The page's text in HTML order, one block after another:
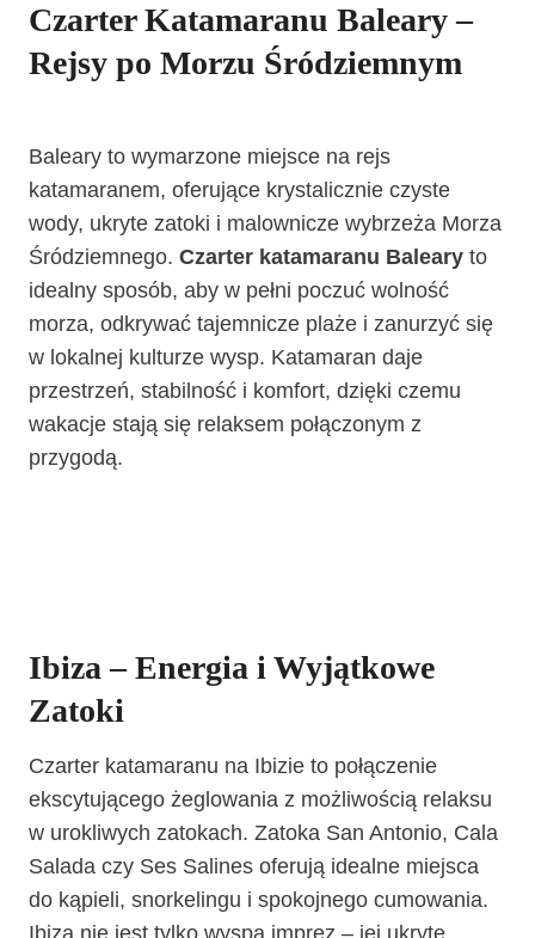
Czarter Katamaranu Baleary –
Rejsy po Morzu Śródziemnym
Baleary to wymarzone miejsce na rejs
katamaranem, oferujące krystalicznie czyste
wody, ukryte zatoki i malownicze wybrzeża Morza
Śródziemnego. Czarter katamaranu Baleary to
idealny sposób, aby w pełni poczuć wolność
morza, odkrywać tajemnicze plaże i zanurzyć się
w lokalnej kulturze wysp. Katamaran daje
przestrzeń, stabilność i komfort, dzięki czemu
wakacje stają się relaksem połączonym z
przygodą.
Ibiza – Energia i Wyjątkowe
Zatoki
Czarter katamaranu na Ibizie to połączenie
ekscytującego żeglowania z możliwością relaksu
w urokliwych zatokach. Zatoka San Antonio, Cala
Salada czy Ses Salines oferują idealne miejsca
do kąpieli, snorkelingu i spokojnego cumowania.
Ibiza nie jest tylko wyspą imprez – jej ukryte